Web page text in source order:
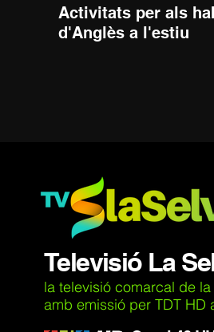
Activitats per als
d'Anglès a l'estiu
Televisió La
la televisió comarcal de
amb emissió per TDT HD